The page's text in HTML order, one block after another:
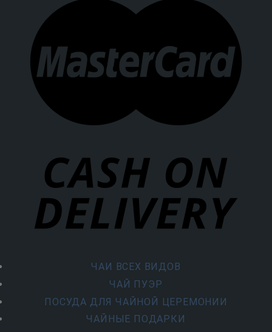
ЧАИ ВСЕХ ВИДОВ
ЧАЙ ПУЭР
ПОСУДА ДЛЯ ЧАЙНОЙ ЦЕРЕМОНИИ
ЧАЙНЫЕ ПОДАРКИ